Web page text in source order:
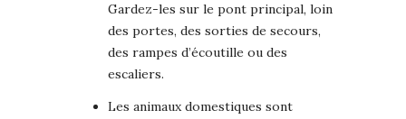
Gardez-les sur le pont principal, loin
des portes, des sorties de secours,
des rampes d’écoutille ou des
escaliers.
Les animaux domestiques sont